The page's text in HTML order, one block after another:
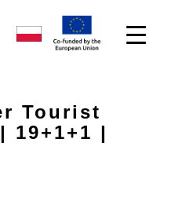
Tourist
19+1+1 |